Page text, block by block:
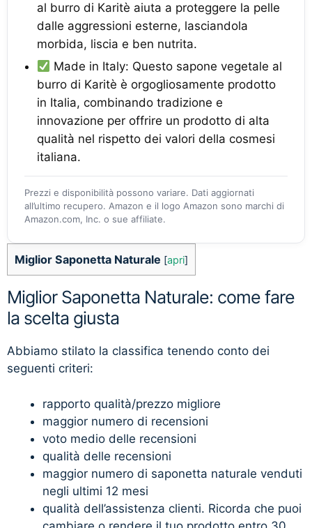
al burro di Karitè aiuta a proteggere la pelle
dalle aggressioni esterne, lasciandola
morbida, liscia e ben nutrita.
Made in Italy: Questo sapone vegetale al
burro di Karitè è orgogliosamente prodotto
in Italia, combinando tradizione e
innovazione per offrire un prodotto di alta
qualità nel rispetto dei valori della cosmesi
italiana.
Prezzi e disponibilità possono variare. Dati aggiornati
all’ultimo recupero. Amazon e il logo Amazon sono marchi di
Amazon.com, Inc. o sue affiliate.
Miglior Saponetta Naturale [apri]
Miglior Saponetta Naturale: come fare
la scelta giusta
Abbiamo stilato la classifica tenendo conto dei
seguenti criteri:
rapporto qualità/prezzo migliore
maggior numero di recensioni
voto medio delle recensioni
qualità delle recensioni
maggior numero di saponetta naturale venduti
negli ultimi 12 mesi
qualità dell’assistenza clienti. Ricorda che puoi